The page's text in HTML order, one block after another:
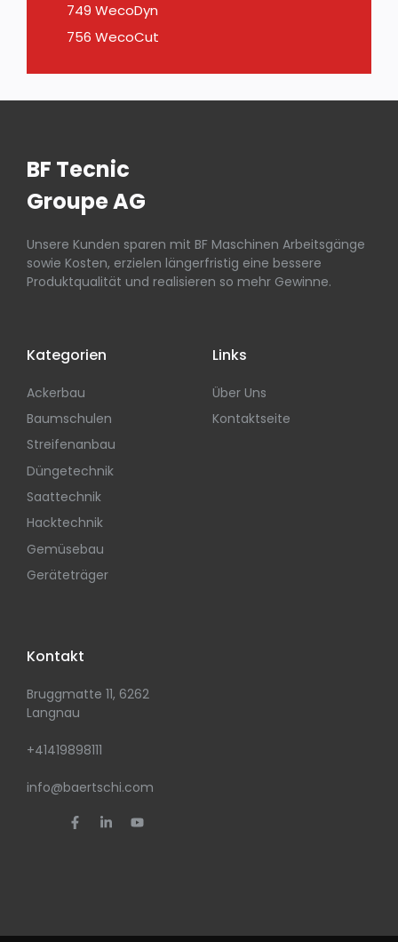
749 WecoDyn
756 WecoCut
BF Tecnic
Groupe AG
Unsere Kunden sparen mit BF Maschinen Arbeitsgänge
sowie Kosten, erzielen längerfristig eine bessere
Produktqualität und realisieren so mehr Gewinne.
Kategorien
Ackerbau
Baumschulen
Streifenanbau
Düngetechnik
Saattechnik
Hacktechnik
Gemüsebau
Geräteträger
Links
Über Uns
Kontaktseite
Kontakt
Bruggmatte 11, 6262
Langnau
+41419898111
info@baertschi.com